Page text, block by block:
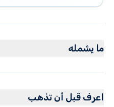
ما يشمله
مشمول
اعرف قبل أن تذهب